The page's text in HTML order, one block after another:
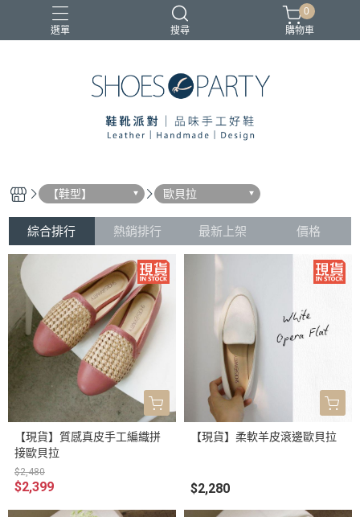
選單 搜尋
0
購物車
【鞋型】 歐貝拉
綜合排行 熱銷排行 最新上架 價格
【現貨】質感真皮手工編織拼
接歐貝拉
$2,480
$2,399
【現貨】柔軟羊皮滾邊歐貝拉
$2,280